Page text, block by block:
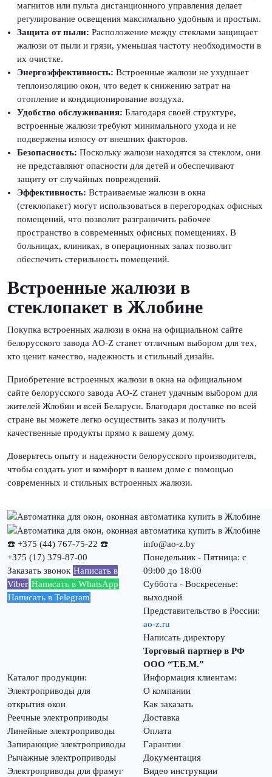
магнитов или пульта дистанционного управления делает
регулирование освещения максимально удобным и простым.
Защита от пыли: Расположение между стеклами защищает
жалюзи от пыли и грязи, уменьшая частоту необходимости в
их очистке.
Энергоэффективность: Встроенные жалюзи не ухудшает
теплоизоляцию окон, что ведет к снижению затрат на
отопление и кондиционирование воздуха.
Удобство обслуживания: Благодаря своей структуре,
встроенные жалюзи требуют минимального ухода и не
подвержены износу от внешних факторов.
Безопасность: Поскольку жалюзи находятся за стеклом, они
не представляют опасности для детей и обеспечивают
защиту от случайных повреждений.
Эффективность: Встраиваемые жалюзи в окна
(стеклопакет) могут использоваться в перегородках офисных
помещений, что позволит разграничить рабочее
пространство в современных офисных помещениях. В
больницах, клиниках, в операционных залах позволит
обеспечить стерильность помещений.
Встроенные жалюзи в
стеклопакет в Жлобине
Покупка встроенных жалюзи в окна на официальном сайте
белорусского завода AO-Z станет отличным выбором для тех,
кто ценит качество, надежность и стильный дизайн.
Приобретение встроенных жалюзи в окна на официальном
сайте белорусского завода AO-Z станет удачным выбором для
жителей Жлобин и всей Беларуси. Благодаря доставке по всей
стране вы можете легко осуществить заказ и получить
качественные продукты прямо к вашему дому.
Доверьтесь опыту и надежности белорусского производителя,
чтобы создать уют и комфорт в вашем доме с помощью
современных и стильных встроенных жалюзи.
☎️ +375 (44) 767-75-22 ☎️
+375 (17) 379-87-00
Заказать звонок Написать в
Viber Написать в WhatsApp
Написать в Telegram
info@ao-z.by
Понедельник - Пятница: с
09:00 до 18:00
Суббота - Воскресенье:
выходной
Представительство в России:
ao-z.ru
Написать директору
Торговый партнер в РФ
ООО “Т.Б.М.”
Каталог продукции:
Электроприводы для
открытия окон
Реечные электроприводы
Линейные электроприводы
Запирающие электроприводы
Рычажные электроприводы
Электроприводы для фрамуг
Информация клиентам:
О компании
Как заказать
Доставка
Оплата
Гарантии
Документация
Видео инструкции